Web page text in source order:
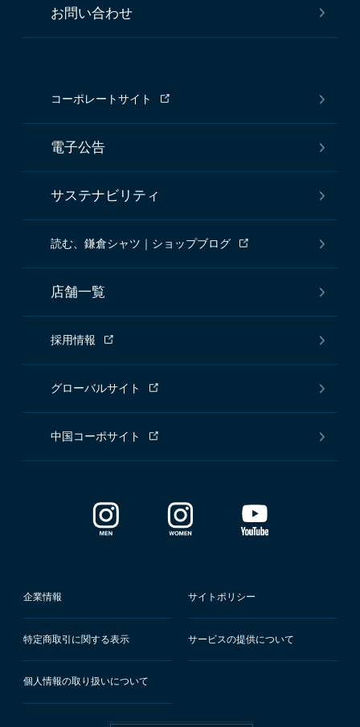
お問い合わせ
コーポレートサイト
電子公告
サステナビリティ
読む、鎌倉シャツ｜ショップブログ
店舗一覧
採用情報
グローバルサイト
中国コーポサイト
企業情報 サイトポリシー
特定商取引に関する表示 サービスの提供について
個人情報の取り扱いについて